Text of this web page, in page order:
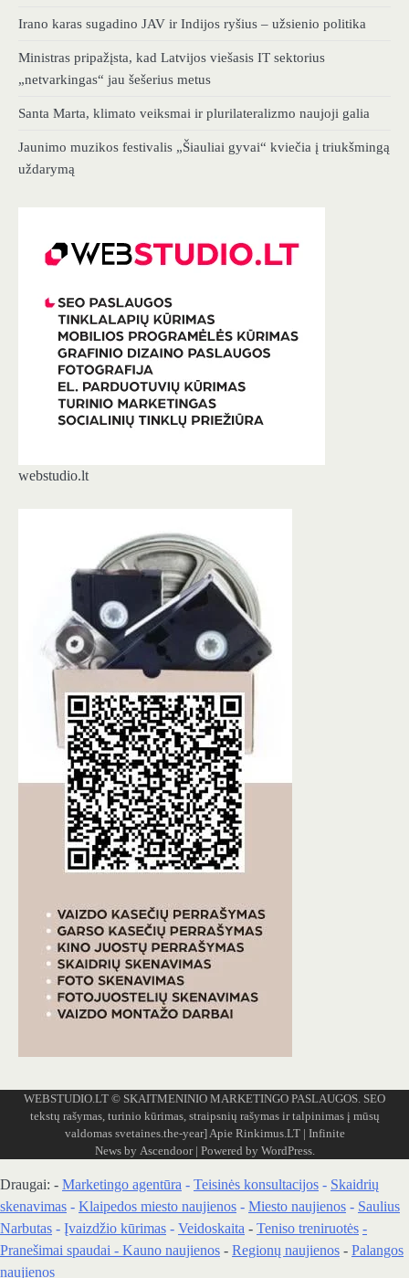
Irano karas sugadino JAV ir Indijos ryšius – užsienio politika
Ministras pripažįsta, kad Latvijos viešasis IT sektorius
„netvarkingas“ jau šešerius metus
Santa Marta, klimato veiksmai ir plurilateralizmo naujoji galia
Jaunimo muzikos festivalis „Šiauliai gyvai“ kviečia į triukšmingą
uždarymą
webstudio.lt
WEBSTUDIO.LT © SKAITMENINIO MARKETINGO PASLAUGOS. SEO
tekstų rašymas, turinio kūrimas, straipsnių rašymas ir talpinimas į mūsų
valdomas svetaines.the-year]Apie Rinkimus.LT| Infinite
News by Ascendoor| Powered by WordPress.
Draugai: - Marketingo agentūra - Teisinės konsultacijos - Skaidrių
skenavimas - Klaipedos miesto naujienos - Miesto naujienos - Saulius
Narbutas - Įvaizdžio kūrimas - Veidoskaita - Teniso treniruotės -
Pranešimai spaudai - Kauno naujienos - Regionų naujienos - Palangos
naujienos